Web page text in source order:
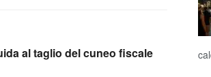
al taglio del cuneo fiscale